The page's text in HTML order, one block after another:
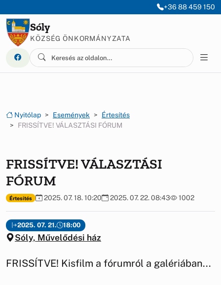
+36 88 459 150
Sóly
KÖZSÉG ÖNKORMÁNYZATA
Nyitólap Események
Értesítés
FRISSÍTVE! VÁLASZTÁSI FÓRUM
FRISSÍTVE! VÁLASZTÁSI
FÓRUM
Értesítés 2025. 07. 18. 10:20 2025. 07. 22. 08:43 1002
2025. 07. 21. 18:00
Sóly, Művelődési ház
FRISSÍTVE! Kisfilm a fórumról a galériában...